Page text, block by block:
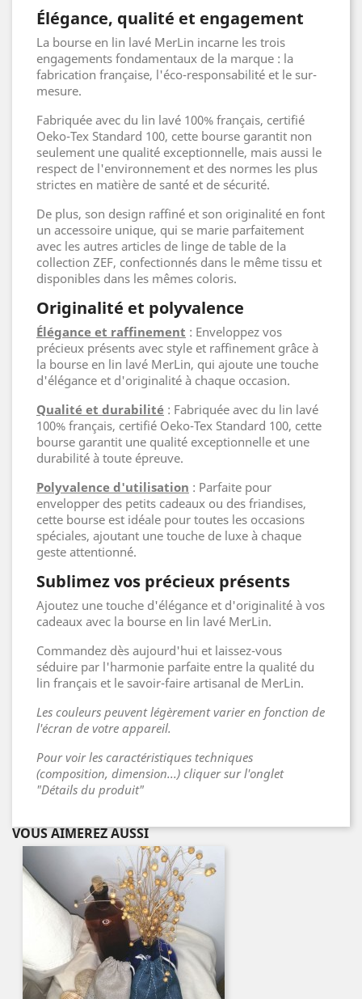
Élégance, qualité et engagement
La bourse en lin lavé MerLin incarne les trois
engagements fondamentaux de la marque : la
fabrication française, l'éco-responsabilité et le sur-
mesure.
Fabriquée avec du lin lavé 100% français, certifié
Oeko-Tex Standard 100, cette bourse garantit non
seulement une qualité exceptionnelle, mais aussi le
respect de l'environnement et des normes les plus
strictes en matière de santé et de sécurité.
De plus, son design raffiné et son originalité en font
un accessoire unique, qui se marie parfaitement
avec les autres articles de linge de table de la
collection ZEF, confectionnés dans le même tissu et
disponibles dans les mêmes coloris.
Originalité et polyvalence
Élégance et raffinement : Enveloppez vos
précieux présents avec style et raffinement grâce à
la bourse en lin lavé MerLin, qui ajoute une touche
d'élégance et d'originalité à chaque occasion.
Qualité et durabilité : Fabriquée avec du lin lavé
100% français, certifié Oeko-Tex Standard 100, cette
bourse garantit une qualité exceptionnelle et une
durabilité à toute épreuve.
Polyvalence d'utilisation : Parfaite pour
envelopper des petits cadeaux ou des friandises,
cette bourse est idéale pour toutes les occasions
spéciales, ajoutant une touche de luxe à chaque
geste attentionné.
Sublimez vos précieux présents
Ajoutez une touche d'élégance et d'originalité à vos
cadeaux avec la bourse en lin lavé MerLin.
Commandez dès aujourd'hui et laissez-vous
séduire par l'harmonie parfaite entre la qualité du
lin français et le savoir-faire artisanal de MerLin.
Les couleurs peuvent légèrement varier en fonction de
l'écran de votre appareil.
Pour voir les caractéristiques techniques
(composition, dimension...) cliquer sur l'onglet
"Détails du produit"
VOUS AIMEREZ AUSSI